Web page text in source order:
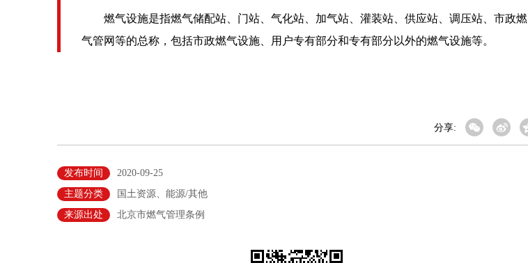
燃气设施是指燃气储配站、门站、气化站、加气站、灌装站、供应站、调压站、市政燃
气管网等的总称，包括市政燃气设施、用户专有部分和专有部分以外的燃气设施等。
分享:
发布时间
2020-09-25
主题分类
国土资源、能源/其他
来源出处
北京市燃气管理条例